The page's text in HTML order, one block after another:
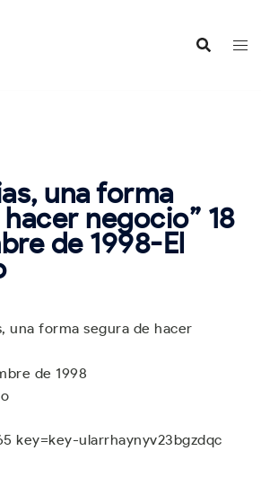
una forma
negocio” 18
de 1998-El
una forma segura de hacer
de 1998
key=key-ularrhaynyv23bgzdqc